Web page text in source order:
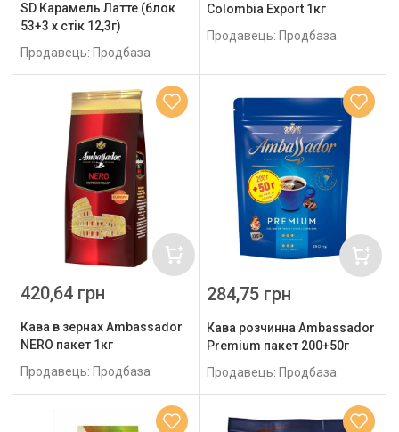
SD Карамель Латте (блок
53+3 х стік 12,3г)
Продавець: Продбаза
Colombia Export 1кг
Продавець: Продбаза
Кава в зернах Ambassador
NERO пакет 1кг
Продавець: Продбаза
420,64 грн
Кава розчинна Ambassador
Premium пакет 200+50г
Продавець: Продбаза
284,75 грн